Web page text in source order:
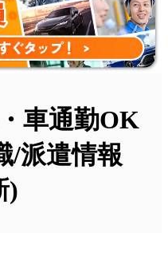
車通勤OK
/派遣情報
)